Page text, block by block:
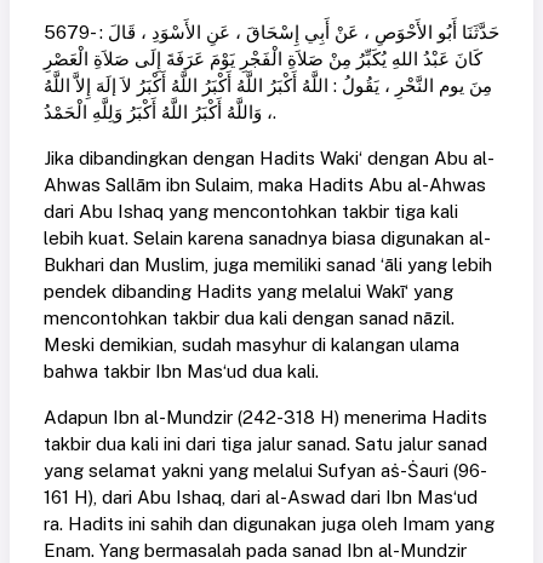
5679- حَدَّثَنَا أَبُو الأَحْوَصِ ، عَنْ أَبِي إِسْحَاقَ ، عَنِ الأَسْوَدِ ، قَالَ :
كَانَ عَبْدُ اللهِ يُكَبِّرُ مِنْ صَلاَةِ الْفَجْرِ يَوْمَ عَرَفَةَ إِلَى صَلاَةِ الْعَصْرِ
مِنَ يوم النَّحْرِ ، يَقُولُ : اللَّهُ أَكْبَرُ اللَّهُ أَكْبَرُ اللَّهُ أَكْبَرُ لاَ إلَهَ إِلاَّ اللَّهُ
، وَاللَّهُ أَكْبَرُ اللَّهُ أَكْبَرُ وَلِلَّهِ الْحَمْدُ.
Jika dibandingkan dengan Hadits Waki‘ dengan Abu al-
Ahwas Sallām ibn Sulaim, maka Hadits Abu al-Ahwas
dari Abu Ishaq yang mencontohkan takbir tiga kali
lebih kuat. Selain karena sanadnya biasa digunakan al-
Bukhari dan Muslim, juga memiliki sanad ‘āli yang lebih
pendek dibanding Hadits yang melalui Wakī‘ yang
mencontohkan takbir dua kali dengan sanad nāzil.
Meski demikian, sudah masyhur di kalangan ulama
bahwa takbir Ibn Mas‘ud dua kali.
Adapun Ibn al-Mundzir (242-318 H) menerima Hadits
takbir dua kali ini dari tiga jalur sanad. Satu jalur sanad
yang selamat yakni yang melalui Sufyan aṡ-Ṡauri (96-
161 H), dari Abu Ishaq, dari al-Aswad dari Ibn Mas‘ud
ra. Hadits ini sahih dan digunakan juga oleh Imam yang
Enam. Yang bermasalah pada sanad Ibn al-Mundzir